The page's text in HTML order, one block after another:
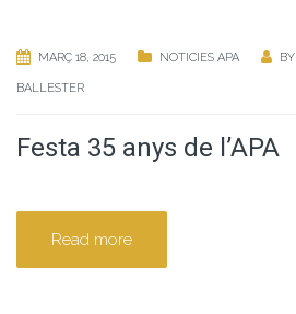
MARÇ 18, 2015 NOTICIES APA BY
BALLESTER
Festa 35 anys de l’APA
Read more